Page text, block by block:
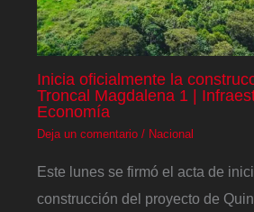
Inicia oficialmente la
Troncal Magdalena 1 |
Economía
Deja un comentario / Nacional
Este lunes se firmó el acta de
construcción del proyecto de